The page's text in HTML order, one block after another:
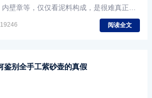
壁章等，仅仅看泥料构成，是很难真正鉴
，我们通过放大镜放大后，看细节可以更容
19246 阅读全文
鉴别全手工紫砂壶的真假